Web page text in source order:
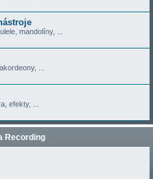
mandolíny, ...
...
efekty, ...
Recording